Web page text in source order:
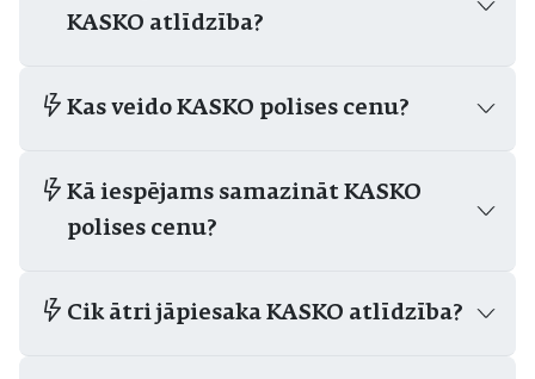
KASKO atlīdzība?
Kas veido KASKO polises cenu?
Kā iespējams samazināt KASKO
polises cenu?
Cik ātri jāpiesaka KASKO atlīdzība?